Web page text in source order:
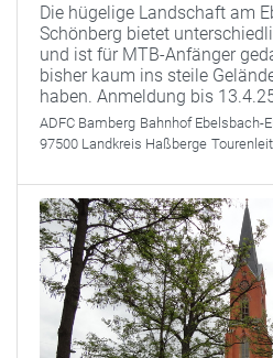
Die hügelige Landschaft am
Schönberg bietet
und ist für MTB-Anfänger
bisher kaum ins steile
haben. Anmeldung bis
ADFC Bamberg Bahnhof Ebelsbach-
97500 Landkreis Haßberge